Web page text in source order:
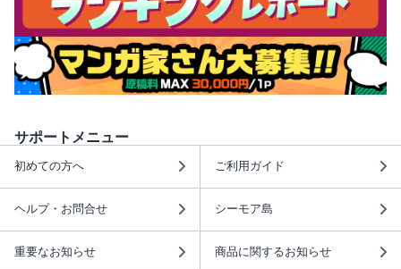
サポートメニュー
初めての方へ ご利用ガイド
ヘルプ・お問合せ シーモア島
重要なお知らせ 商品に関するお知らせ